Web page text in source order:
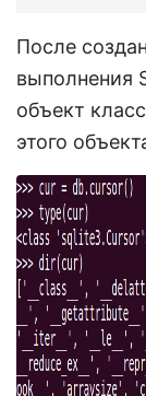
После
выполнения
объект
этого